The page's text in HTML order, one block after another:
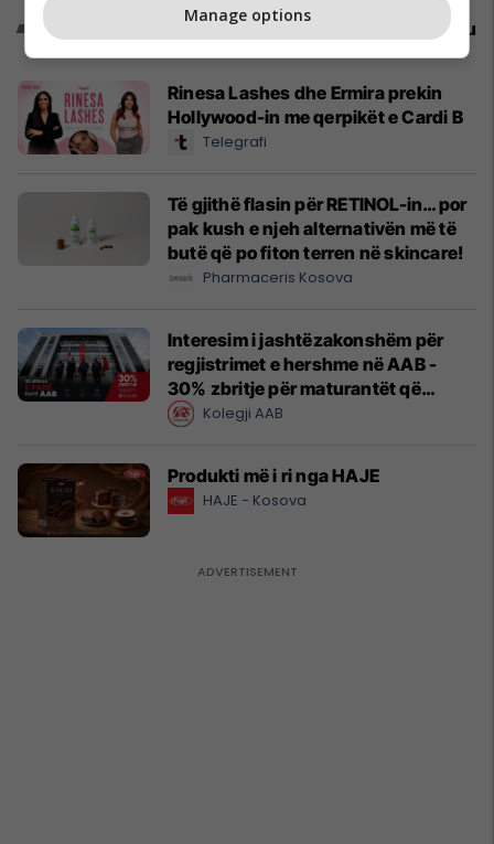
Promo Reklamo këtu
Rinesa Lashes dhe Ermira prekin
Hollywood-in me qerpikët e Cardi B
Telegrafi
Të gjithë flasin për RETINOL-in… por
pak kush e njeh alternativën më të
butë që po fiton terren në skincare!
Pharmaceris Kosova
Interesim i jashtëzakonshëm për
regjistrimet e hershme në AAB -
30% zbritje për maturantët që
regjistrohen tani
Kolegji AAB
Produkti më i ri nga HAJE
HAJE - Kosova
Manage options